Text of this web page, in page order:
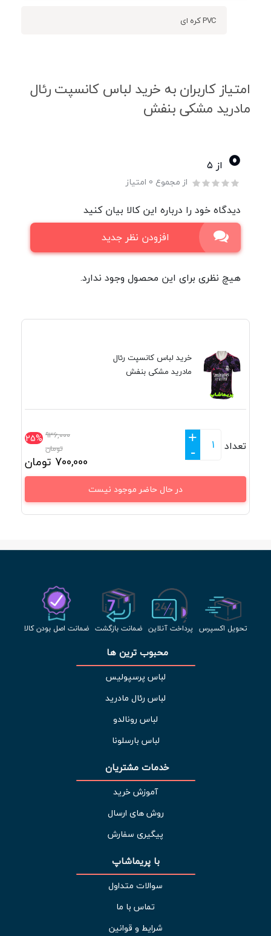
PVC کره ای
امتیاز کاربران به خرید لباس کانسپت رئال
مادرید مشکی بنفش
0 از ۵
از مجموع 0 امتیاز
دیدگاه خود را درباره این کالا بیان کنید
افزودن نظر جدید
هیچ نظری برای این محصول وجود ندارد.
خرید لباس کانسپت رئال
مادرید مشکی بنفش
25% 936,000
تومان
700,000 تومان
تعداد
+
-
در حال حاضر موجود نیست
تحویل اکسپرس پرداخت آنلاین ضمانت بازگشت ضمانت اصل بودن کالا
محبوب ترین ها
لباس پرسپولیس
لباس رئال مادرید
لباس رونالدو
لباس بارسلونا
خدمات مشتریان
آموزش خرید
روش های ارسال
پیگیری سفارش
با پریماشاپ
سوالات متداول
تماس با ما
شرایط و قوانین